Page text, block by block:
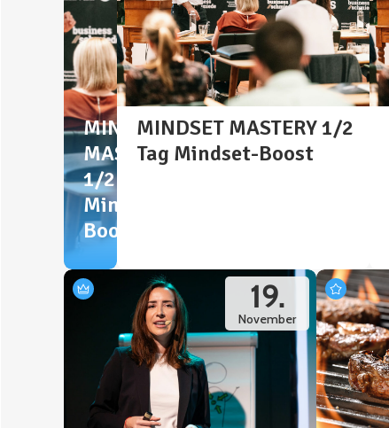
MINDSET
MASTERY
1/2 Tag
Mindset-
Boost
MINDSET MASTERY 1/2
Tag Mindset-Boost
19.
November